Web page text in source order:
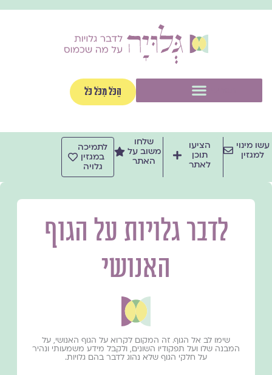
הַכֹּל מִכֹּל כֹּל
עשו מינוי
למגזין
הציעו
תוכן
לאתר
שלחו
משוב על
האתר
לתמיכה
במגזין
גלויה
לדבר גלויות על הגוף
האנושי
שימו לב אל הגוף. זה המקום לקרוא על הגוף האנושי, על
המבנה שלו ועל תפקודיו השונים, ולקבל מידע משמעותי ונהיר
על חלקי הגוף שלא נהוג לדבר בהם גלויות.